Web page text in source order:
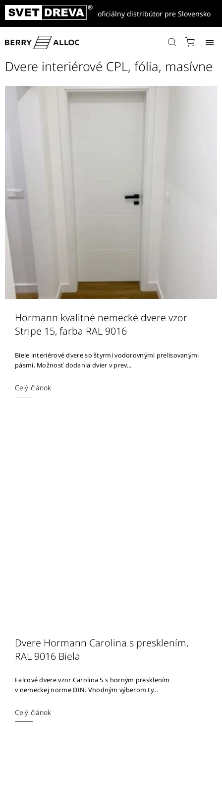
oficiálny distribútor pre Slovensko
Domov / Referencie / Dvere interiérové CPL, fólia, masívne
Dvere interiérové CPL, fólia, masívne
Hormann kvalitné nemecké dvere vzor
Stripe 15, farba RAL 9016
Biele interiérové dvere so štyrmi vodorovnými prelisovanými
pásmi. Možnosť dodania dvier v prev...
Celý článok
Dvere Hormann Carolina s presklením,
RAL 9016 Biela
Falcové dvere vzor Carolina 5 s horným presklením
v nemeckej norme DIN. Vhodným výberom ty...
Celý článok